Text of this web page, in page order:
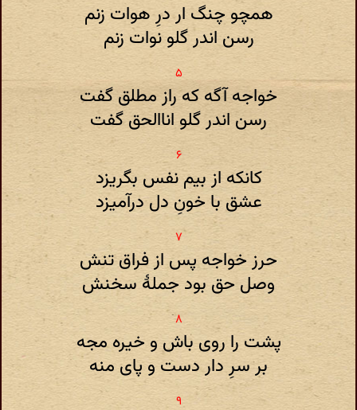
همچو چنگ ار درِ هوات زنم
رسن اندر گلو نوات زنم
خواجه آگه که راز مطلق گفت
رسن اندر گلو اناالحق گفت
کانکه از بیم نفس بگریزد
عشق با خونِ دل درآمیزد
حرز خواجه پس از فراق تنش
وصل حق بود جملهٔ سخنش
پشت را روی باش و خیره مجه
بر سرِ دار دست و پای منه